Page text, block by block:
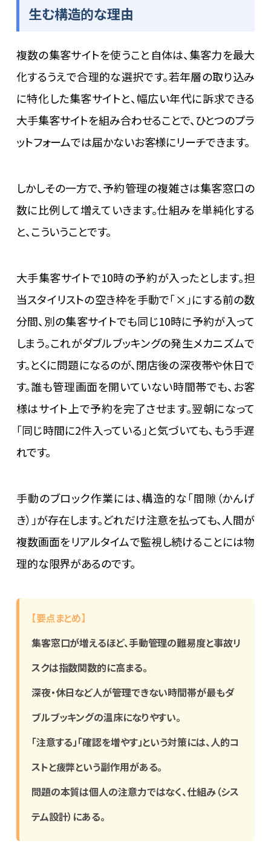
生む構造的な理由
複数の集客サイトを使うこと自体は、集客力を最大
化するうえで合理的な選択です。若年層の取り込み
に特化した集客サイトと、幅広い年代に訴求できる
大手集客サイトを組み合わせることで、ひとつのプラ
ットフォームでは届かないお客様にリーチできます。
しかしその一方で、予約管理の複雑さは集客窓口の
数に比例して増えていきます。仕組みを単純化する
と、こういうことです。
大手集客サイトで10時の予約が入ったとします。担
当スタイリストの空き枠を手動で「×」にする前の数
分間、別の集客サイトでも同じ10時に予約が入って
しまう。これがダブルブッキングの発生メカニズムで
す。とくに問題になるのが、閉店後の深夜帯や休日で
す。誰も管理画面を開いていない時間帯でも、お客
様はサイト上で予約を完了させます。翌朝になって
「同じ時間に2件入っている」と気づいても、もう手遅
れです。
手動のブロック作業には、構造的な「間隙（かんげ
き）」が存在します。どれだけ注意を払っても、人間が
複数画面をリアルタイムで監視し続けることには物
理的な限界があるのです。
【要点まとめ】
集客窓口が増えるほど、手動管理の難易度と事故リ
スクは指数関数的に高まる。
深夜・休日など人が管理できない時間帯が最もダ
ブルブッキングの温床になりやすい。
「注意する」「確認を増やす」という対策には、人的コ
ストと疲弊という副作用がある。
問題の本質は個人の注意力ではなく、仕組み（シス
テム設計）にある。